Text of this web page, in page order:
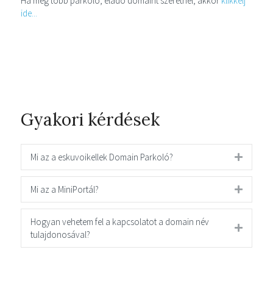
ide...
Gyakori kérdések
Mi az a eskuvoikellek Domain Parkoló?
Mi az a MiniPortál?
Hogyan vehetem fel a kapcsolatot a domain név
tulajdonosával?